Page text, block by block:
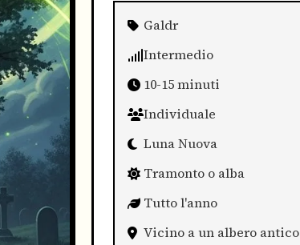
Galdr
Intermedio
10-15 minuti
Individuale
Luna Nuova
Tramonto o alba
Tutto l'anno
Vicino a un albero antico